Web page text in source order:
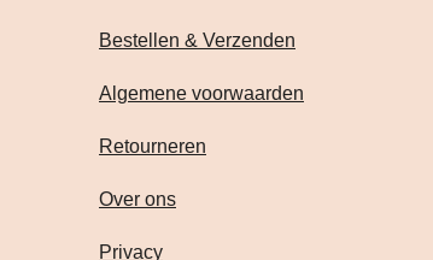
Bestellen & Verzenden
Algemene voorwaarden
Retourneren
Over ons
Privacy